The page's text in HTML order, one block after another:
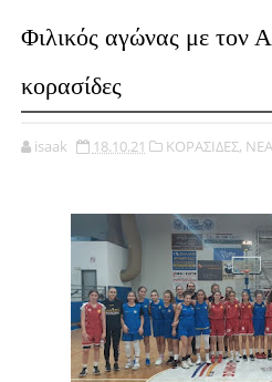
Φιλικός αγώνας με τον
κορασίδες
isaak 18.10.21 ΚΟΡΑΣΙΔΕΣ,